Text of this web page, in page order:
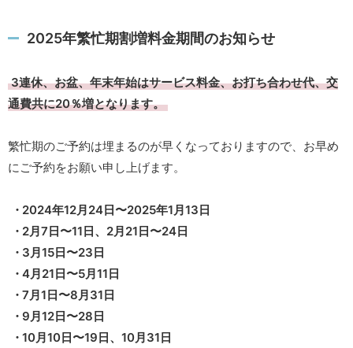
2025年繁忙期割増料金期間のお知らせ
3連休、お盆、年末年始はサービス料金、お打ち合わせ代、交
通費共に20％増となります。
繁忙期のご予約は埋まるのが早くなっておりますので、お早め
にご予約をお願い申し上げます。
2024年12月24日〜2025年1月13日
2月7日〜11日、2月21日〜24日
3月15日〜23日
4月21日〜5月11日
7月1日〜8月31日
9月12日〜28日
10月10日〜19日、10月31日